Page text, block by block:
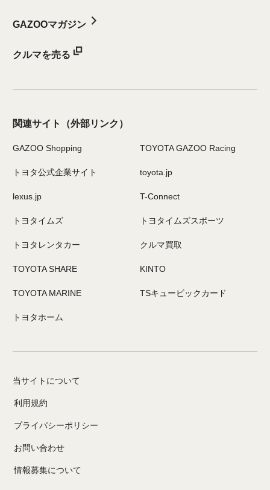
GAZOOマガジン
クルマを売る
関連サイト （外部リンク）
GAZOO Shopping TOYOTA GAZOO Racing
トヨタ公式企業サイト toyota.jp
lexus.jp T-Connect
トヨタイムズ トヨタイムズスポーツ
トヨタレンタカー クルマ買取
TOYOTA SHARE KINTO
TOYOTA MARINE TSキュービックカード
トヨタホーム
当サイトについて
利用規約
プライバシーポリシー
お問い合わせ
情報募集について